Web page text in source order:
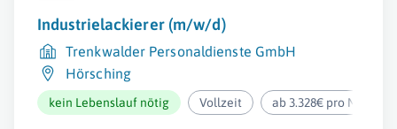
Industrielackierer (m/w/d)
Trenkwalder Personaldienste GmbH
Hörsching
kein Lebenslauf nötig Vollzeit ab 3.328€ pro Monat